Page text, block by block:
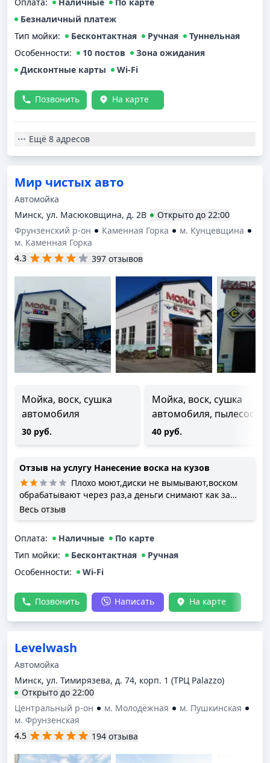
Безналичный платеж
Тип мойки: Бесконтактная Ручная
Туннельная
Особенности:
10 постов
Зона ожидания
Дисконтные карты
Wi-Fi
Позвонить На карте
Ещё 8 адресов
Мир чистых авто
Автомойка
Минск, ул. Масюковщина, д. 2В
Открыто до 22:00
Фрунзенский р-он
Каменная Горка
м. Кунцевщина
м. Каменная Горка
4.3
397 отзывов
Мойка, воск, сушка
автомобиля
30 руб.
Мойка, воск, сушка
автомобиля, пылесос
40 руб.
Отзыв на услугу Нанесение воска на кузов
Плохо моют,диски не вымывают,воском
обрабатывают через раз,а деньги снимают как за
полноценную мойку.
Весь отзыв
Оплата: Наличные
По карте
Тип мойки: Бесконтактная
Ручная
Особенности:
Wi-Fi
Позвонить Написать На карте
Levelwash
Автомойка
Минск, ул. Тимирязева, д. 74, корп. 1 (ТРЦ Palazzo)
Открыто до 22:00
Центральный р-он
м. Молодёжная
м. Пушкинская
м. Фрунзенская
4.5
194 отзыва